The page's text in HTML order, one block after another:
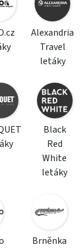
Alexandria
Travel
letáky
Black
Red
White
letáky
Brněnka